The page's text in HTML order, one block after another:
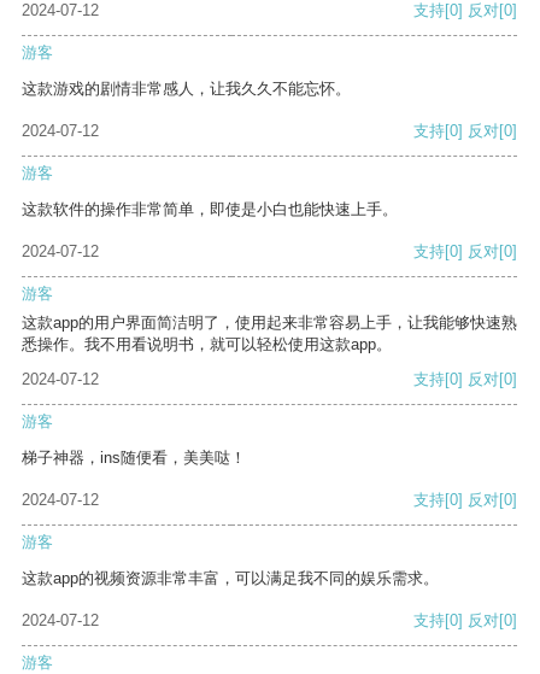
2024-07-12 支持[0] 反对[0]
游客
这款游戏的剧情非常感人，让我久久不能忘怀。
2024-07-12 支持[0] 反对[0]
游客
这款软件的操作非常简单，即使是小白也能快速上手。
2024-07-12 支持[0] 反对[0]
游客
这款app的用户界面简洁明了，使用起来非常容易上手，让我能够快速熟
悉操作。我不用看说明书，就可以轻松使用这款app。
2024-07-12
支持[0] 反对[0]
游客
梯子神器，ins随便看，美美哒！
2024-07-12 支持[0] 反对[0]
游客
这款app的视频资源非常丰富，可以满足我不同的娱乐需求。
2024-07-12 支持[0] 反对[0]
游客